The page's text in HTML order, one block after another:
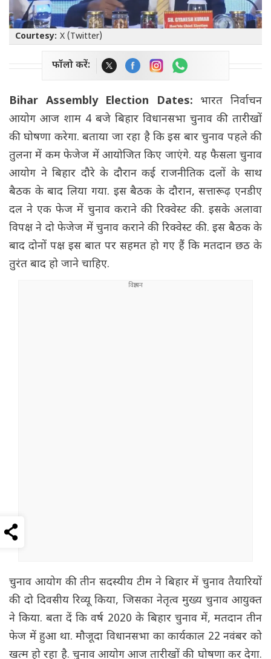
Courtesy: X (Twitter)
फॉलो करें:
Bihar Assembly Election Dates: भारत निर्वाचन
आयोग आज शाम 4 बजे बिहार विधानसभा चुनाव की तारीखों
की घोषणा करेगा. बताया जा रहा है कि इस बार चुनाव पहले की
तुलना में कम फेजेज में आयोजित किए जाएंगे. यह फैसला चुनाव
आयोग ने बिहार दौरे के दौरान कई राजनीतिक दलों के साथ
बैठक के बाद लिया गया. इस बैठक के दौरान, सत्तारूढ़ एनडीए
दल ने एक फेज में चुनाव कराने की रिक्वेस्ट की. इसके अलावा
विपक्ष ने दो फेजेज में चुनाव कराने की रिक्वेस्ट की. इस बैठक के
बाद दोनों पक्ष इस बात पर सहमत हो गए हैं कि मतदान छठ के
तुरंत बाद हो जाने चाहिए.
चुनाव आयोग की तीन सदस्यीय टीम ने बिहार में चुनाव तैयारियों
की दो दिवसीय रिव्यू किया, जिसका नेतृत्व मुख्य चुनाव आयुक्त
ने किया. बता दें कि वर्ष 2020 के बिहार चुनाव में, मतदान तीन
फेज में हुआ था. मौजूदा विधानसभा का कार्यकाल 22 नवंबर को
खत्म हो रहा है. चुनाव आयोग आज तारीखों की घोषणा कर देगा.